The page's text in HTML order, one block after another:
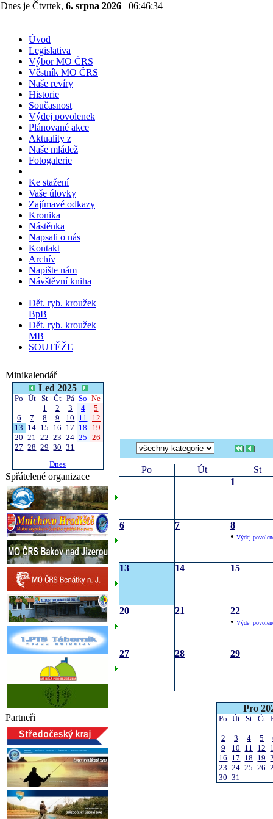
Dnes je Čtvrtek, 6. srpna 2026 06:46:34
Úvod
Legislativa
Výbor MO ČRS
Věstník MO ČRS
Naše revíry
Historie
Současnost
Výdej povolenek
Plánované akce
Aktuality z
Naše mládež
Fotogalerie
Ke stažení
Vaše úlovky
Zajímavé odkazy
Kronika
Nástěnka
Napsali o nás
Kontakt
Archív
Napište nám
Návštěvní kniha
Dět. ryb. kroužek
BpB
Dět. ryb. kroužek
MB
SOUTĚŽE
Minikalendář
Led 2025
Po Út St Čt Pá So Ne
1
2 3 4
5
6
7 8 9 10 11
12
13 14 15 16 17 18
19
20 21 22 23 24 25 26
27 28 29 30 31
Dnes
Spřátelené organizace
Partneři
Po Út
St
1
6 7
8
• Výdej
13 14 15
20 21
22
• Výdej
27 28 29
Pro
Po Út St Čt
2 3 4 5
9
10 11 12
16 17 18 19
23 24 25 26
30 31